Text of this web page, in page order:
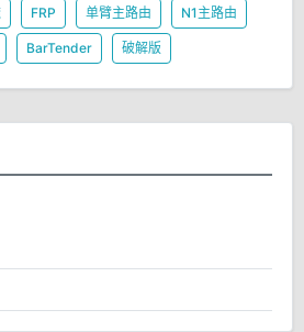
FRP 单臂主路由 N1主路由
BarTender 破解版